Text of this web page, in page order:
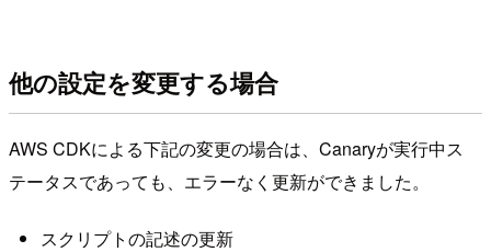
他の設定を変更する場合
AWS CDKによる下記の変更の場合は、Canaryが実行中ス
テータスであっても、エラーなく更新ができました。
スクリプトの記述の更新